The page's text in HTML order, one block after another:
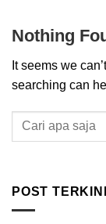
Nothing
It seems we
searching can
POST TERKINI